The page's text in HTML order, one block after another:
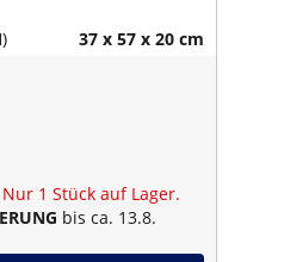
37 x 57 x 20 cm
1 Stück auf Lager.
bis ca. 13.8.